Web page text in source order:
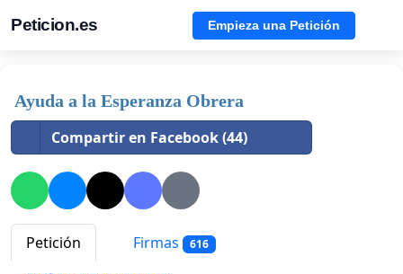
Peticion.es Empieza una Petición
Ayuda a la Esperanza Obrera
Compartir en Facebook (44)
Petición Firmas 616